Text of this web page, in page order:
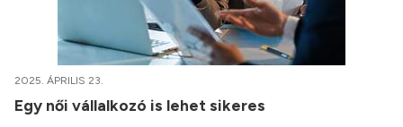
2025. ÁPRILIS 23.
Egy női vállalkozó is lehet sikeres